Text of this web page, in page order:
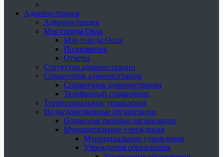
Администрация
Администрация
Мэр города Орла
Мэр города Орла
Полномочия
Отчеты
Структура администрации
Справочник администрации
Справочник администрации
Телефонный справочник
Территориальные управления
Подведомственные организации
Подведомственные организации
Муниципальные учреждения
Муниципальные учреждения
Учреждения образования